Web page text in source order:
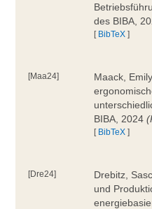
des BIBA,
[ BibTeX ]
[Maa24]
Maack,
BIBA, 2024
[ BibTeX ]
[Dre24]
Drebitz,
und